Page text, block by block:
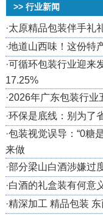
>> 行业新闻
·太原精品包装伴手礼
·地道山西味！这份特
·可循环包装行业迎来
17.25%
·2026年广东包装行业
·环保是底线：别为了
·包装视觉误导：“0糖
来做
·部分梁山白酒涉嫌过
·白酒的礼盒装有何意
·精深加工 精品包装 东